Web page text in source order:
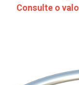
Consulte o